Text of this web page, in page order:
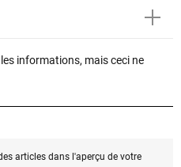
informations, mais ceci ne
articles dans l'aperçu de votre